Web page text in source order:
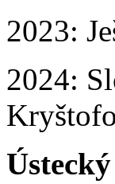
2023:
2024: